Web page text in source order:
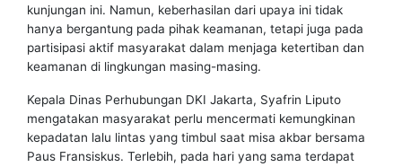
kunjungan ini. Namun, keberhasilan dari upaya ini tidak
hanya bergantung pada pihak keamanan, tetapi juga pada
partisipasi aktif masyarakat dalam menjaga ketertiban dan
keamanan di lingkungan masing-masing.
Kepala Dinas Perhubungan DKI Jakarta, Syafrin Liputo
mengatakan masyarakat perlu mencermati kemungkinan
kepadatan lalu lintas yang timbul saat misa akbar bersama
Paus Fransiskus. Terlebih, pada hari yang sama terdapat